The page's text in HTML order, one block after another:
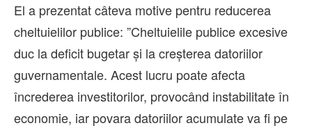
El a prezentat câteva motive pentru reducerea
cheltuielilor publice: ”Cheltuielile publice excesive
duc la deficit bugetar şi la creşterea datoriilor
guvernamentale. Acest lucru poate afecta
încrederea investitorilor, provocând instabilitate în
economie, iar povara datoriilor acumulate va fi pe